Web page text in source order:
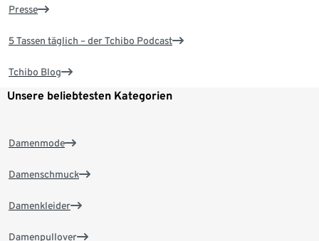
Presse
5 Tassen täglich – der Tchibo Podcast
Tchibo Blog
Unsere beliebtesten Kategorien
Damenmode
Damenschmuck
Damenkleider
Damenpullover